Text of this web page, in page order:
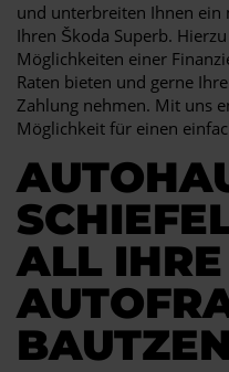
und unterbreiten Ihnen ein
Ihren Škoda Superb.
Möglichkeiten einer
Raten bieten und gerne
Zahlung nehmen. Mit uns
Möglichkeit für einen
ALL IHRE